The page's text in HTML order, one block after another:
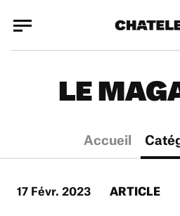
LE
Accueil
17 Févr. 2023 ARTICLE